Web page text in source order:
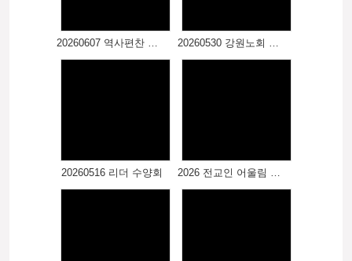
20260607 역사편찬 감사 및 봉정예배 20260530 강원노회 어린이대회
20260516 리더 수양회 2026 전교인 어울림 한마당 (2)